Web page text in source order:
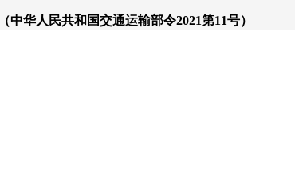
中华人民共和国交通运输部令2021第11号）